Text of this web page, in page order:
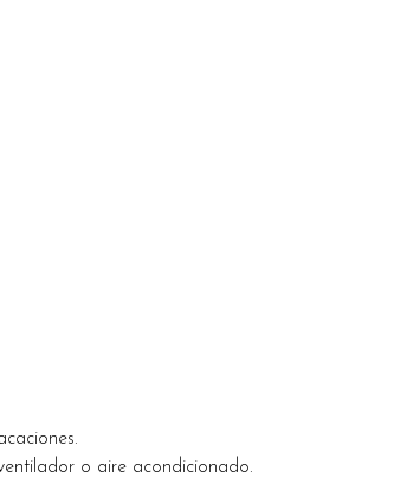
o aire acondicionado.